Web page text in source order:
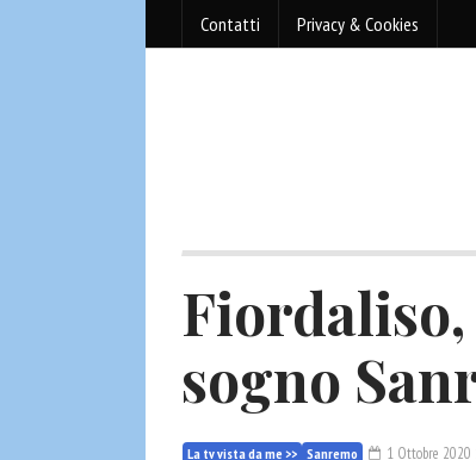
Contatti Privacy & Cookies
Fiordaliso,
sogno
La tv vista da me >> Sanremo 1 Ottobre 2020